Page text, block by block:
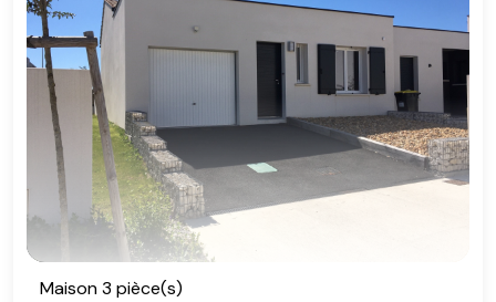
Maison 3 pièce(s)